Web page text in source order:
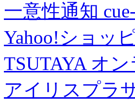
一意性通知
Yahoo!ショッ
TSUTAYA オ
アイリスプラ